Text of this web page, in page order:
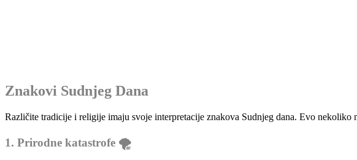
Znakovi Sudnjeg Dana
Različite tradicije i religije imaju svoje interpretacije znakova Sudnjeg dana. Evo nekoliko
1. Prirodne katastrofe 🌪️